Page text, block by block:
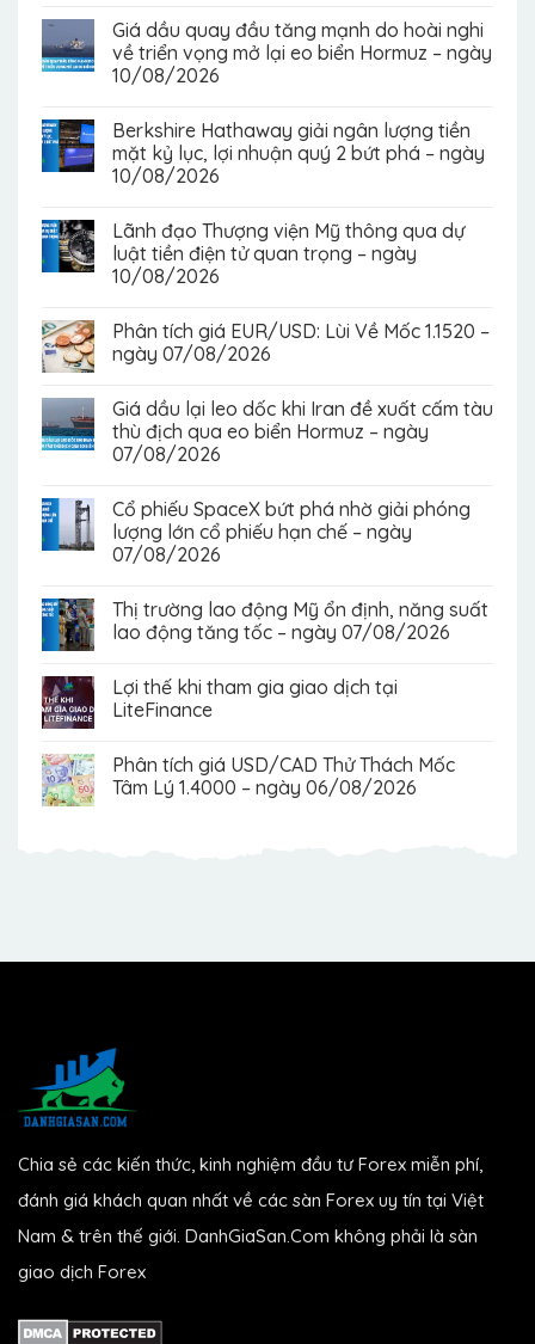
Giá dầu quay đầu tăng mạnh do hoài nghi
về triển vọng mở lại eo biển Hormuz – ngày
10/08/2026
Berkshire Hathaway giải ngân lượng tiền
mặt kỷ lục, lợi nhuận quý 2 bứt phá – ngày
10/08/2026
Lãnh đạo Thượng viện Mỹ thông qua dự
luật tiền điện tử quan trọng – ngày
10/08/2026
Phân tích giá EUR/USD: Lùi Về Mốc 1.1520 –
ngày 07/08/2026
Giá dầu lại leo dốc khi Iran đề xuất cấm tàu
thù địch qua eo biển Hormuz – ngày
07/08/2026
Cổ phiếu SpaceX bứt phá nhờ giải phóng
lượng lớn cổ phiếu hạn chế – ngày
07/08/2026
Thị trường lao động Mỹ ổn định, năng suất
lao động tăng tốc – ngày 07/08/2026
Lợi thế khi tham gia giao dịch tại
LiteFinance
Phân tích giá USD/CAD Thử Thách Mốc
Tâm Lý 1.4000 – ngày 06/08/2026
Chia sẻ các kiến thức, kinh nghiệm đầu tư Forex miễn phí,
đánh giá khách quan nhất về các sàn Forex uy tín tại Việt
Nam & trên thế giới. DanhGiaSan.Com không phải là sàn
giao dịch Forex